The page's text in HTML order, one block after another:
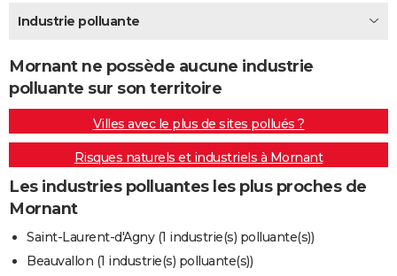
Destinations
City break
Voyage nature
Voyage de noces
Forum
Climat
+PHOTO
GUIDES D'ACHAT
BONS PLANS
CARTE DE VOEUX
Carte de Noël
Carte Bonne année
Carte Saint-Valentin
Carte Pâques
Carte d'anniversaire
DICTIONNAIRE
Dictionnaire
Biographies
Citations
Expressions
Proverbes
PROGRAMME TV
COPAINS D'AVANT
S'inscrire
Se connecter
Lycées
Collèges
Primaires
Universités
Entreprises
Service militaire
Avis de recherche
Industrie polluante
Mornant ne possède aucune industrie
polluante sur son territoire
Villes avec le plus de sites pollués ?
Risques naturels et industriels à Mornant
Les industries polluantes les plus proches de
Mornant
Saint-Laurent-d'Agny (1 industrie(s) polluante(s))
Beauvallon (1 industrie(s) polluante(s))